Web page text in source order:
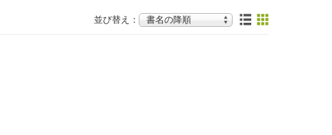
並び替え：